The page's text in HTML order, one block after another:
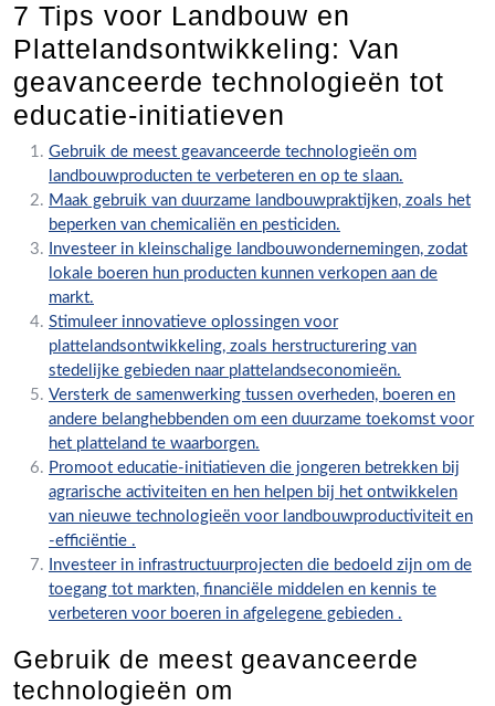
7 Tips voor Landbouw en
Plattelandsontwikkeling: Van
geavanceerde technologieën tot
educatie-initiatieven
Gebruik de meest geavanceerde technologieën om
landbouwproducten te verbeteren en op te slaan.
Maak gebruik van duurzame landbouwpraktijken, zoals het
beperken van chemicaliën en pesticiden.
Investeer in kleinschalige landbouwondernemingen, zodat
lokale boeren hun producten kunnen verkopen aan de
markt.
Stimuleer innovatieve oplossingen voor
plattelandsontwikkeling, zoals herstructurering van
stedelijke gebieden naar plattelandseconomieën.
Versterk de samenwerking tussen overheden, boeren en
andere belanghebbenden om een duurzame toekomst voor
het platteland te waarborgen.
Promoot educatie-initiatieven die jongeren betrekken bij
agrarische activiteiten en hen helpen bij het ontwikkelen
van nieuwe technologieën voor landbouwproductiviteit en
-efficiëntie .
Investeer in infrastructuurprojecten die bedoeld zijn om de
toegang tot markten, financiële middelen en kennis te
verbeteren voor boeren in afgelegene gebieden .
Gebruik de meest geavanceerde
technologieën om